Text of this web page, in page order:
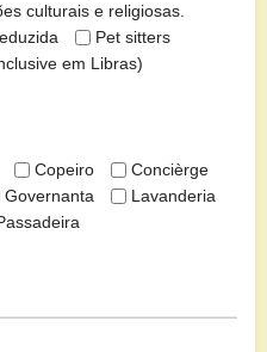
culturais e religiosas.
Pet sitters
em Libras)
Copeiro
Concièrge
Governanta
Lavanderia